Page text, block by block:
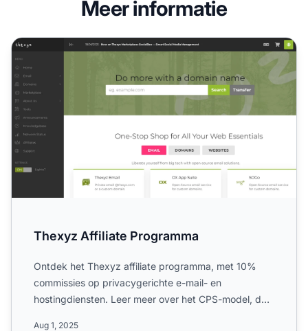
Meer informatie
Thexyz Affiliate Programma
Thexyz Affiliate Programma
Ontdek het Thexyz affiliate programma, met 10%
commissies op privacygerichte e-mail- en
hostingdiensten. Leer meer over het CPS-model, de
Aug 1, 2025